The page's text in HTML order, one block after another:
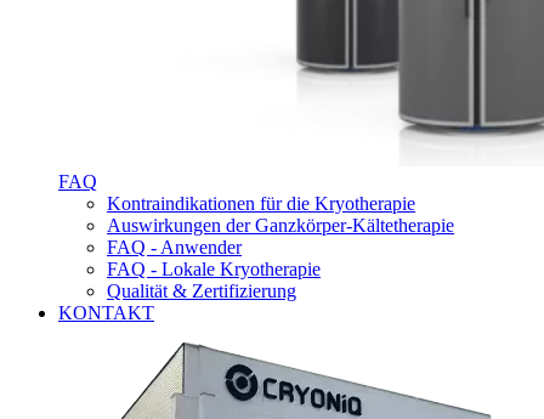
FAQ
Kontraindikationen für die Kryotherapie
Auswirkungen der Ganzkörper-Kältetherapie
FAQ - Anwender
FAQ - Lokale Kryotherapie
Qualität & Zertifizierung
KONTAKT